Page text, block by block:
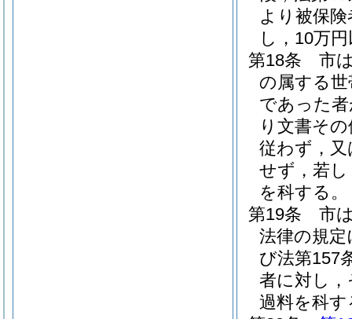
より被保
し，10万
第18条
市
の属する
であった
り文書そ
従わず，
せず，若
を科する。
第19条
市
法律の規
び法第157
者に対し
過料を科す